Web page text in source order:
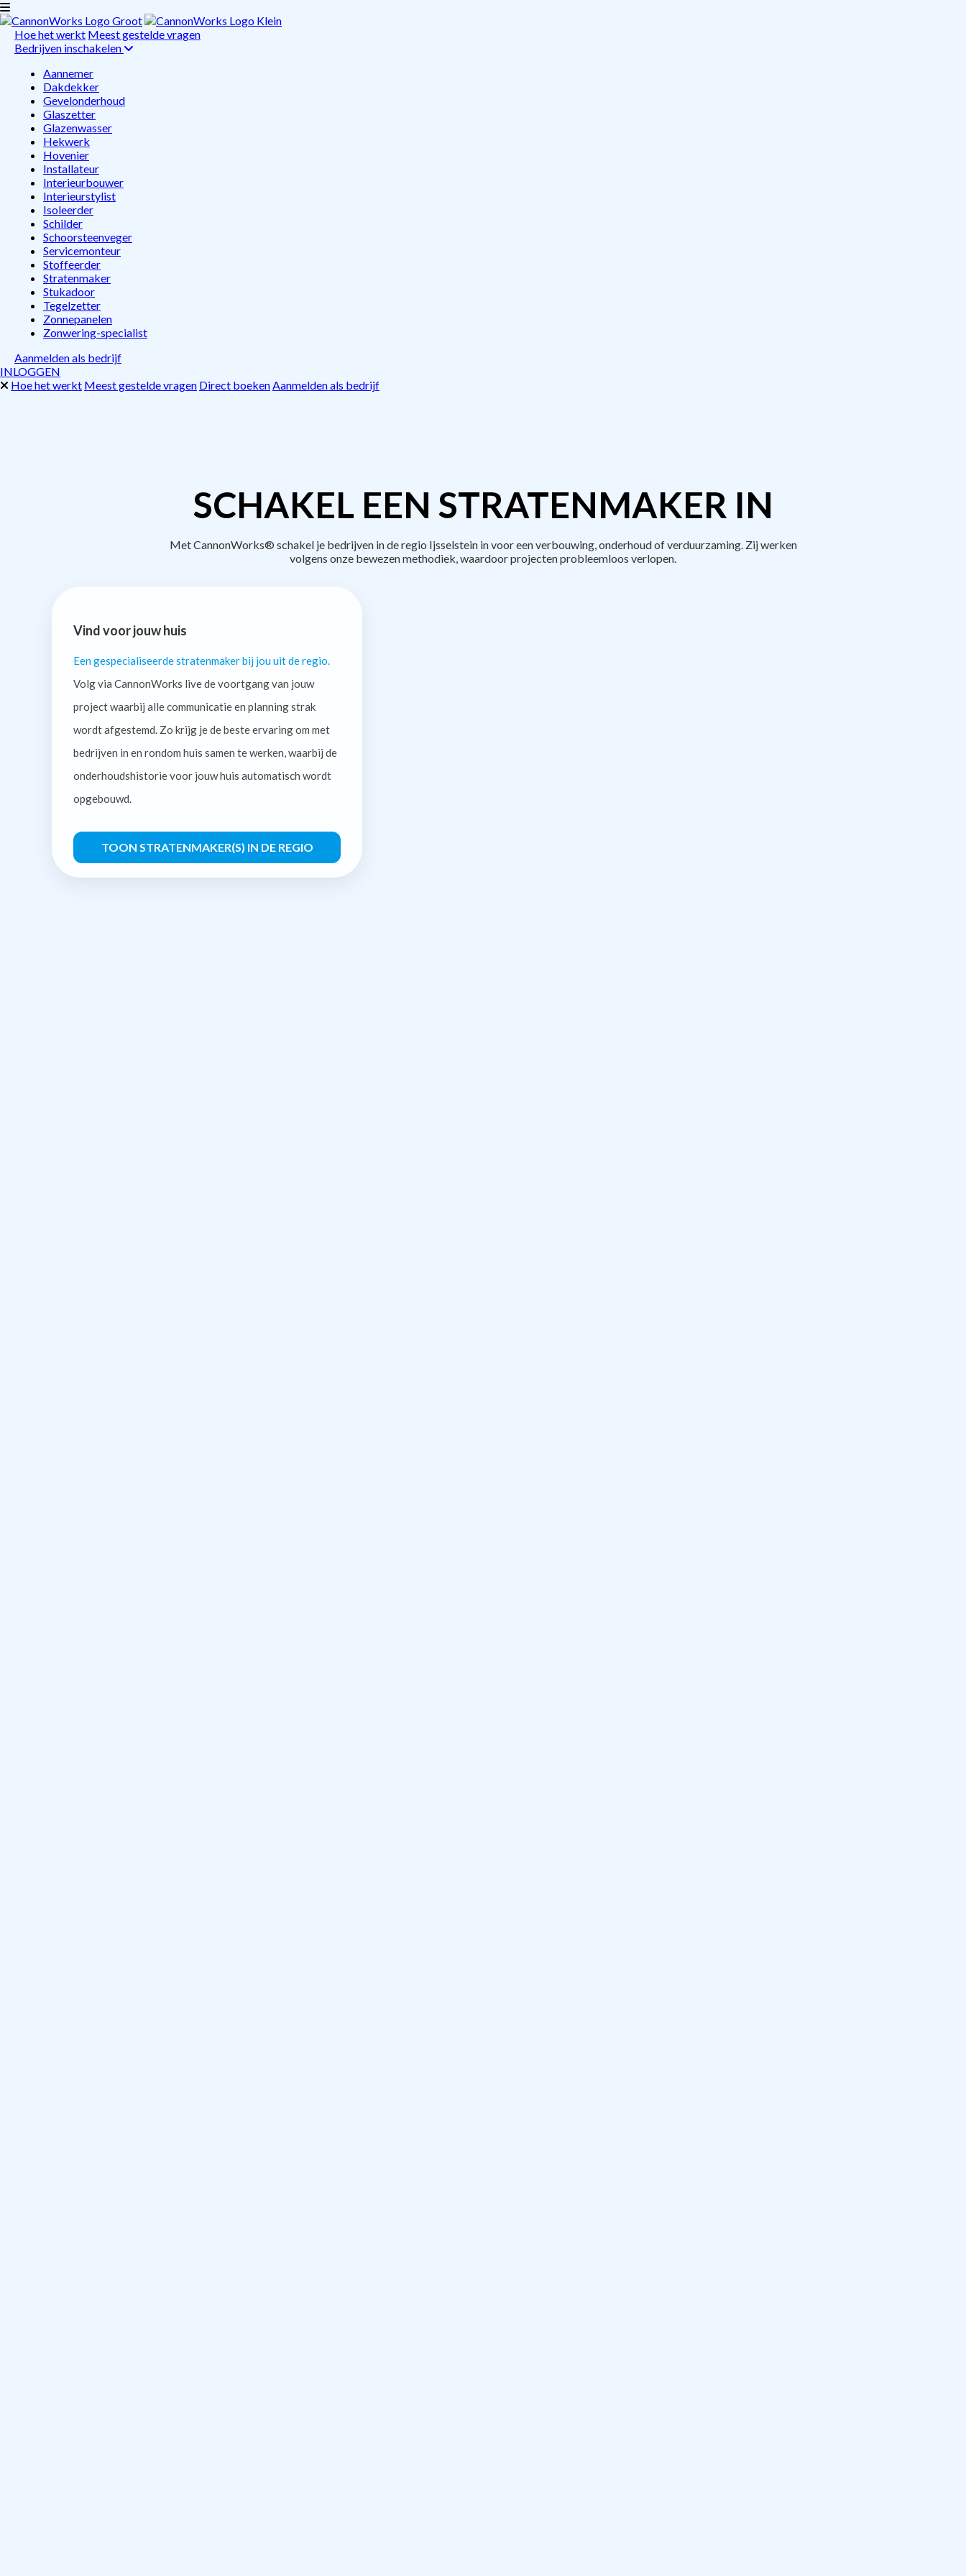
Hoe het werkt Meest gestelde vragen
Bedrijven inschakelen
Aannemer
Dakdekker
Gevelonderhoud
Glaszetter
Glazenwasser
Hekwerk
Hovenier
Installateur
Interieurbouwer
Interieurstylist
Isoleerder
Schilder
Schoorsteenveger
Servicemonteur
Stoffeerder
Stratenmaker
Stukadoor
Tegelzetter
Zonnepanelen
Zonwering-specialist
Aanmelden als bedrijf
INLOGGEN
Hoe het werkt Meest gestelde vragen Direct boekenAanmelden als bedrijf
SCHAKEL EEN STRATENMAKER IN
Met CannonWorks® schakel je bedrijven in de regio Ijsselstein in voor een verbouwing, onderhoud of verduurzaming. Zij werken
volgens onze bewezen methodiek, waardoor projecten probleemloos verlopen.
Vind voor jouw huis
Een gespecialiseerde stratenmaker bij jou uit de regio.
Volg via CannonWorks live de voortgang van jouw
project waarbij alle communicatie en planning strak
wordt afgestemd. Zo krijg je de beste ervaring om met
bedrijven in en rondom huis samen te werken, waarbij de
onderhoudshistorie voor jouw huis automatisch wordt
opgebouwd.
TOON STRATENMAKER(S) IN DE REGIO